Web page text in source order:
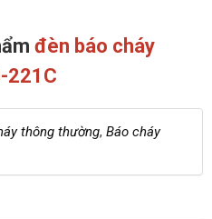
đèn báo cháy
221C
thông thường, Báo cháy